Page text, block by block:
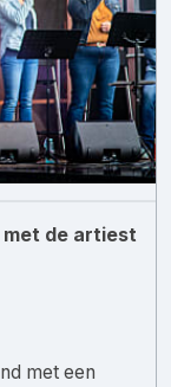
de artiest
met een